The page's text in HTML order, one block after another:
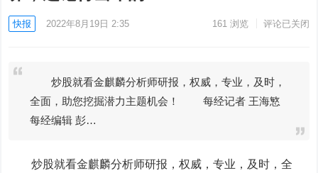
快报 2022年8月19日 2:35 161浏览 评论已关闭
炒股就看金麒麟分析师研报，权威，专业，及时，
全面，助您挖掘潜力主题机会！ 每经记者 王海慜
每经编辑 彭…
炒股就看金麒麟分析师研报，权威，专业，及时，全